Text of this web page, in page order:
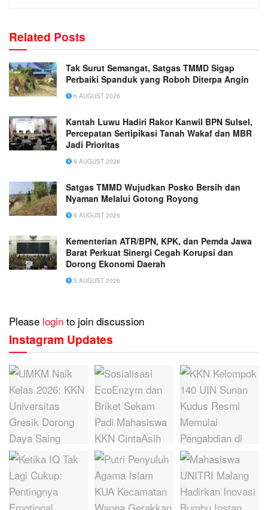
Related Posts
Tak Surut Semangat, Satgas TMMD Sigap
Perbaiki Spanduk yang Roboh Diterpa Angin
6 AUGUST 2026
Kantah Luwu Hadiri Rakor Kanwil BPN Sulsel,
Percepatan Sertipikasi Tanah Wakaf dan MBR
Jadi Prioritas
6 AUGUST 2026
Satgas TMMD Wujudkan Posko Bersih dan
Nyaman Melalui Gotong Royong
6 AUGUST 2026
Kementerian ATR/BPN, KPK, dan Pemda Jawa
Barat Perkuat Sinergi Cegah Korupsi dan
Dorong Ekonomi Daerah
5 AUGUST 2026
Please login to join discussion
Instagram Updates